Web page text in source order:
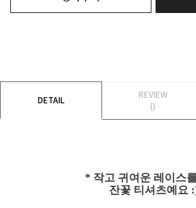
DETAIL
REVIEW
()
* 작고 귀여운 레이스
잔꽃 티셔츠예요